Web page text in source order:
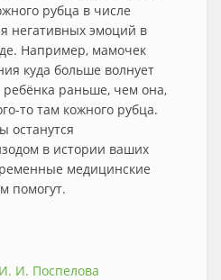
рубца в числе
негативных эмоций в
Например, мамочек
куда больше волнует
ребёнка раньше, чем она,
то там кожного рубца.
останутся
в истории ваших
медицинские
помогут.
И. Поспелова